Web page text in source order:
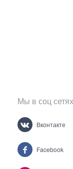
Мы в соц сетях
Вконтакте
Facebook